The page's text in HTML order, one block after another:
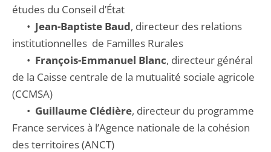
études du Conseil d’État
• Jean-Baptiste Baud, directeur des relations
institutionnelles de Familles Rurales
• François-Emmanuel Blanc, directeur général
de la Caisse centrale de la mutualité sociale agricole
(CCMSA)
• Guillaume Clédière, directeur du programme
France services à l’Agence nationale de la cohésion
des territoires (ANCT)